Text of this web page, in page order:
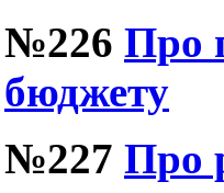
№226 Про
бюджету
№227 Про